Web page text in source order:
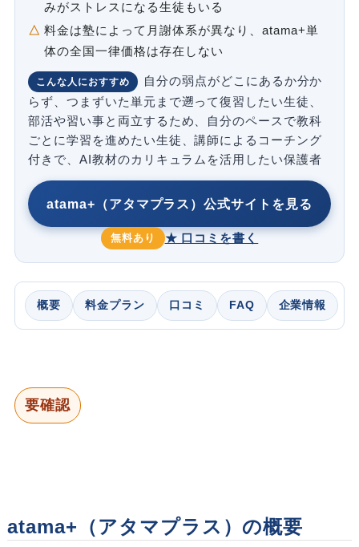
みがストレスになる生徒もいる
料金は塾によって月謝体系が異なり、atama+単
体の全国一律価格は存在しない
こんな人におすすめ
自分の弱点がどこにあるか分か
らず、つまずいた単元まで遡って復習したい生徒、
部活や習い事と両立するため、自分のペースで教科
ごとに学習を進めたい生徒、講師によるコーチング
付きで、AI教材のカリキュラムを活用したい保護者
atama+（アタマプラス）公式サイトを見る
無料あり ★ 口コミを書く
概要 料金プラン 口コミ FAQ 企業情報
要確認
atama+（アタマプラス）の概要